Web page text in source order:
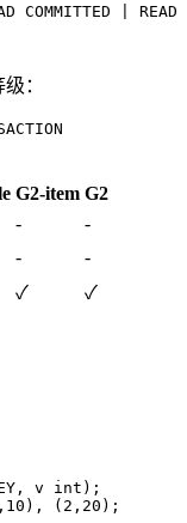
COMMITTED | READ
：
G2-item G2
-
-
-
-
✓ ✓
, v int );
, 10 ), ( 2 , 20 );